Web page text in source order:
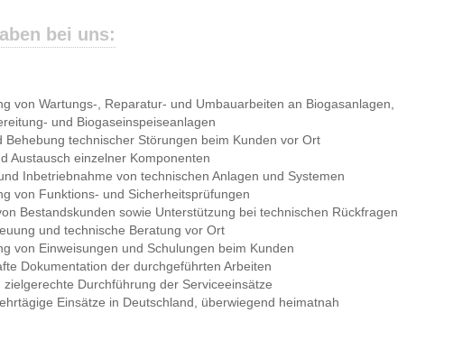
bei uns:
von Wartungs-, Reparatur- und Umbauarbeiten an Biogasanlagen,
und Biogaseinspeiseanlagen
Behebung technischer Störungen beim Kunden vor Ort
Austausch einzelner Komponenten
Inbetriebnahme von technischen Anlagen und Systemen
von Funktions- und Sicherheitsprüfungen
Bestandskunden sowie Unterstützung bei technischen Rückfragen
und technische Beratung vor Ort
von Einweisungen und Schulungen beim Kunden
Dokumentation der durchgeführten Arbeiten
zielgerechte Durchführung der Serviceeinsätze
Einsätze in Deutschland, überwiegend heimatnah